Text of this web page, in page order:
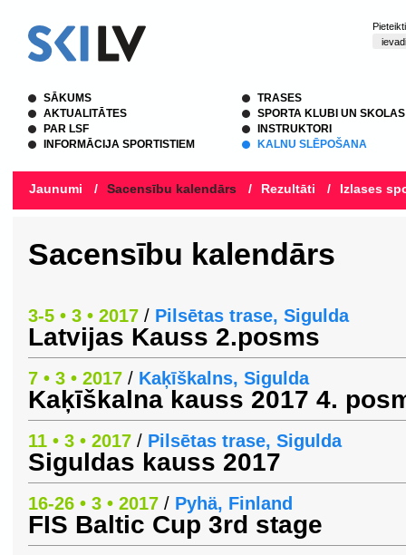
SĀKUMS
AKTUALITĀTES
PAR LSF
INFORMĀCIJA SPORTISTIEM
TRASES
SPORTA KLUBI UN SKOLAS
INSTRUKTORI
KALNU SLĒPOŠANA
Jaunumi / Sacensību kalendārs / Rezultāti / Izlases
Sacensību kalendārs
3-5 • 3 • 2017 / Pilsētas trase, Sigulda
Latvijas Kauss 2.posms
7 • 3 • 2017 / Kaķīškalns, Sigulda
Kaķīškalna kauss 2017 4.
11 • 3 • 2017 / Pilsētas trase, Sigulda
Siguldas kauss 2017
16-26 • 3 • 2017 / Pyhä, Finland
FIS Baltic Cup 3rd stage